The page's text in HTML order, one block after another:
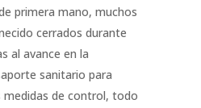
primera mano, muchos
cerrados durante
al avance en la
sanitario para
de control, todo